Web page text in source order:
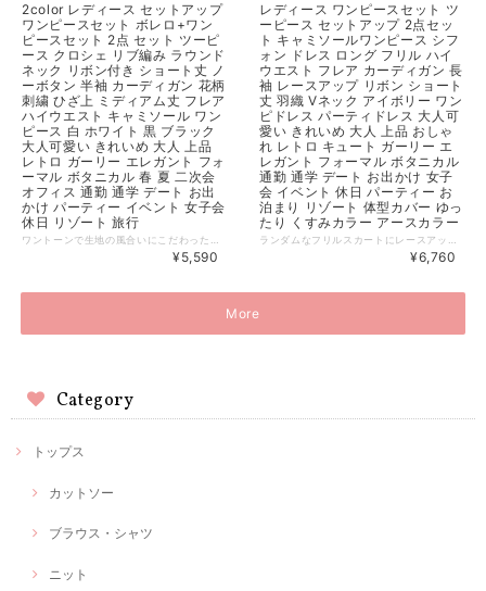
2color レディース セットアップ
ワンピースセット ボレロ+ワン
ピースセット 2点 セット ツーピ
ース クロシェ リブ編み ラウンド
ネック リボン付き ショート丈 ノ
ーボタン 半袖 カーディガン 花柄
刺繍 ひざ上 ミディアム丈 フレア
ハイウエスト キャミソール ワン
ピース 白 ホワイト 黒 ブラック
大人可愛い きれいめ 大人 上品
レトロ ガーリー エレガント フォ
ーマル ボタニカル 春 夏 二次会
オフィス 通勤 通学 デート お出
かけ パーティー イベント 女子会
休日 リゾート 旅行
¥5,590
レディース ワンピースセット ツ
ーピース セットアップ 2点セッ
ト キャミソールワンピース シフ
ォン ドレス ロング フリル ハイ
ウエスト フレア カーディガン 長
袖 レースアップ リボン ショート
丈 羽織 Vネック アイボリー ワン
ピドレス パーティドレス 大人可
愛い きれいめ 大人 上品 おしゃ
れ レトロ キュート ガーリー エ
レガント フォーマル ボタニカル
通勤 通学 デート お出かけ 女子
会 イベント 休日 パーティー お
泊まり リゾート 体型カバー ゆっ
たり くすみカラー アースカラー
¥6,760
More
Category
トップス
カットソー
ブラウス・シャツ
ニット